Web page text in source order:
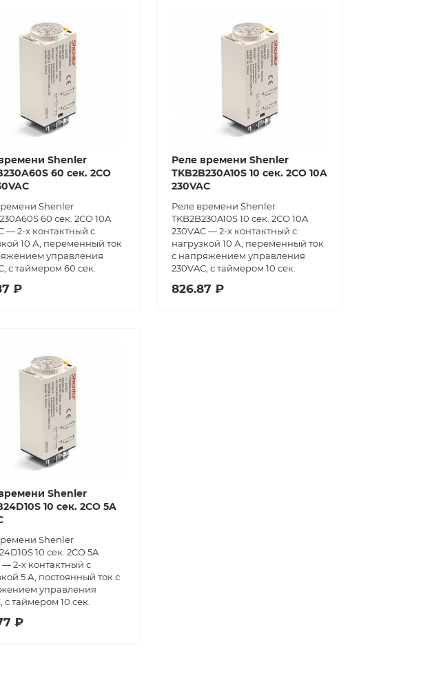
Shenler
60 сек. 2СО
Shenler
60 сек. 2СО 10A
— 2-х контактный с
10 А, переменный ток
управления
с таймером 60 сек.
₽
Реле времени Shenler
TKB2B230A10S 10 сек. 2СО 10A
230VAC
Реле времени Shenler
TKB2B230A10S 10 сек. 2СО 10A
230VAC — 2-х контактный с
нагрузкой 10 А, переменный ток
с напряжением управления
230VAC, с таймером 10 сек.
826.87 ₽
Shenler
10 сек. 2CO 5A
Shenler
10 сек. 2CO 5A
— 2-х контактный с
5 А, постоянный ток с
управления
с таймером 10 сек.
₽